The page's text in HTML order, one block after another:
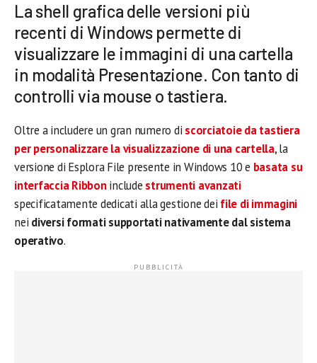
La shell grafica delle versioni più
recenti di Windows permette di
visualizzare le immagini di una cartella
in modalità Presentazione. Con tanto di
controlli via mouse o tastiera.
Oltre a includere un gran numero di scorciatoie da tastiera
per personalizzare la visualizzazione di una cartella, la
versione di Esplora File presente in Windows 10 e basata su
interfaccia Ribboninclude strumenti avanzati
specificatamente dedicati alla gestione dei file di immagini
nei diversi formati supportati nativamente dal sistema
operativo.